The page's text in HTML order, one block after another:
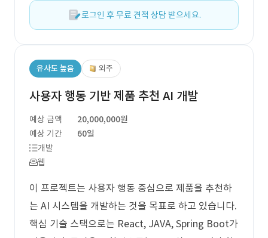
로그인 후 무료 견적 상담 받으세요.
유사도 높음 외주
사용자 행동 기반 제품 추천 AI 개발
예상 금액
20,000,000원
예상 기간
60일
개발
웹
이 프로젝트는 사용자 행동 중심으로 제품을 추천하
는 AI 시스템을 개발하는 것을 목표로 하고 있습니다.
핵심 기술 스택으로는 React, JAVA, Spring Boot가